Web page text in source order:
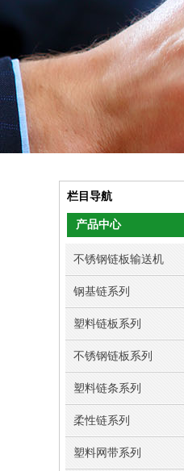
栏目导航
产品中心
不锈钢链板输送机
钢基链系列
塑料链板系列
不锈钢链板系列
塑料链条系列
柔性链系列
塑料网带系列